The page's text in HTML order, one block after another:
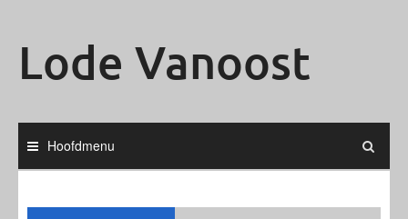
Lode Vanoost
Hoofdmenu